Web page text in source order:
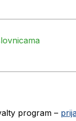
program –